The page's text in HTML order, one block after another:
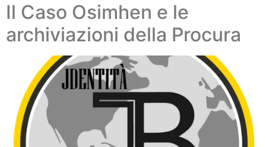
Il Caso Osimhen e le
archiviazioni della Procura